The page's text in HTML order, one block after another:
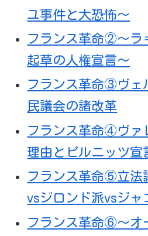
ユ事件と大恐怖～
フランス革命②～ラ
起草の人権宣言～
フランス革命③ヴェ
民議会の諸改革
フランス革命④ヴァ
理由とピルニッツ宣
フランス革命⑤立法
vsジロンド派vsジャ
フランス革命⑥～オ